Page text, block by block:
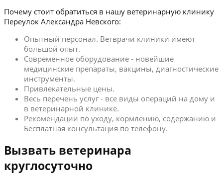
Почему стоит обратиться в нашу ветеринарную клинику
Переулок Александра Невского:
Опытный персонал. Ветврачи клиники имеют
большой опыт.
Современное оборудование - новейшие
медицинские препараты, вакцины, диагностические
инструменты.
Привлекательные цены.
Весь перечень услуг - все виды операций на дому и
в ветеринарной клинике.
Рекомендации по уходу, кормлению, содержанию и
Бесплатная консультация по телефону.
Вызвать ветеринара
круглосуточно